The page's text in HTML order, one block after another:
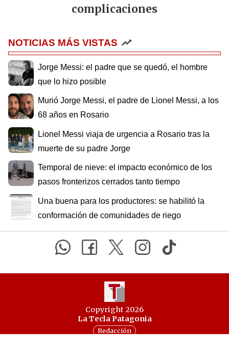
complicaciones
NOTICIAS MÁS VISTAS
Jorge Messi: el padre que se quedó, el hombre
que lo hizo posible
Murió Jorge Messi, el padre de Lionel Messi, a los
68 años en Rosario
Lionel Messi viaja de urgencia a Rosario tras la
muerte de su padre Jorge
Temporal de nieve: el impacto económico de los
pasos fronterizos cerrados tanto tiempo
Una buena para los productores: se habilitó la
conformación de comunidades de riego
Copyright 2026
La Tecla Patagonia
Redacción